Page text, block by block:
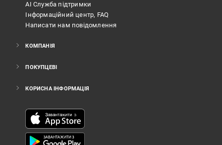
АІ Служба підтримки
Інформаційний центр, FAQ
Написати нам повідомлення
КОМПАНІЯ
ПОКУПЦЕВІ
КОРИСНА ІНФОРМАЦІЯ